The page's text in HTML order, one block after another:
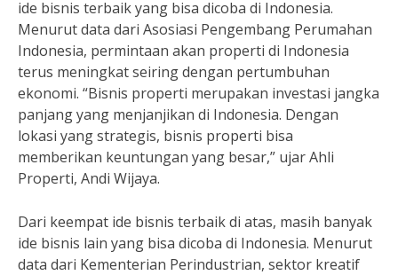
ide bisnis terbaik yang bisa dicoba di Indonesia.
Menurut data dari Asosiasi Pengembang Perumahan
Indonesia, permintaan akan properti di Indonesia
terus meningkat seiring dengan pertumbuhan
ekonomi. “Bisnis properti merupakan investasi jangka
panjang yang menjanjikan di Indonesia. Dengan
lokasi yang strategis, bisnis properti bisa
memberikan keuntungan yang besar,” ujar Ahli
Properti, Andi Wijaya.
Dari keempat ide bisnis terbaik di atas, masih banyak
ide bisnis lain yang bisa dicoba di Indonesia. Menurut
data dari Kementerian Perindustrian, sektor kreatif